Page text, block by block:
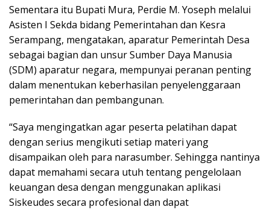
Sementara itu Bupati Mura, Perdie M. Yoseph melalui
Asisten I Sekda bidang Pemerintahan dan Kesra
Serampang, mengatakan, aparatur Pemerintah Desa
sebagai bagian dan unsur Sumber Daya Manusia
(SDM) aparatur negara, mempunyai peranan penting
dalam menentukan keberhasilan penyelenggaraan
pemerintahan dan pembangunan.
“Saya mengingatkan agar peserta pelatihan dapat
dengan serius mengikuti setiap materi yang
disampaikan oleh para narasumber. Sehingga nantinya
dapat memahami secara utuh tentang pengelolaan
keuangan desa dengan menggunakan aplikasi
Siskeudes secara profesional dan dapat